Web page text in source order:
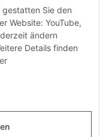
in Hütten:
gestatten Sie den
Website: YouTube,
ändern
Details finden